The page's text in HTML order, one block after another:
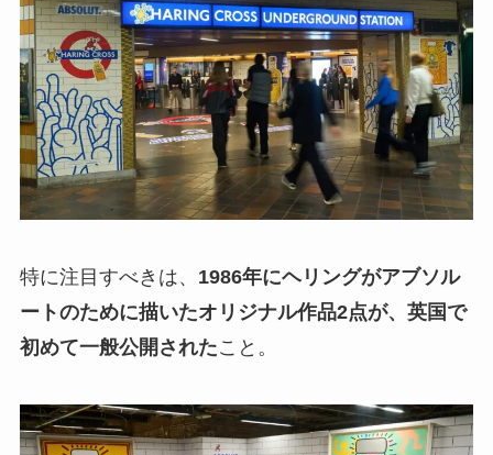
特に注目すべきは、 1986年にヘリングがアブソル
ートのために描いたオリジナル作品2点が、英国で
初めて一般公開されたこと。